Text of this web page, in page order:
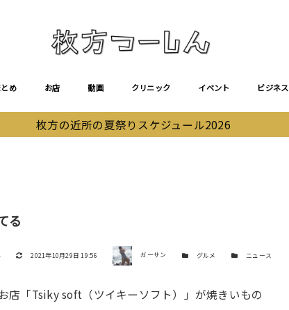
とめ お店 動画 クリニック イベント ビジネス
枚方の近所の夏祭りスケジュール2026
る
更新日
2021年10月29日 19:56 著者 ガーサン カテゴリー
グルメ カテゴリー
ニュース
店「Tsiky soft（ツイキーソフト）」が焼きいもの